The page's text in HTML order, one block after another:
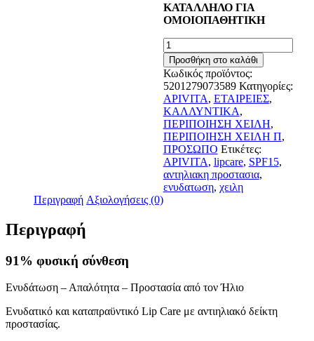
ΚΑΤΑΛΛΗΛΟ ΓΙΑ
ΟΜΟΙΟΠΑΘΗΤΙΚΗ
Apivita
Lip
Care
με
Χαμομήλι
SPF15
4.4gr
ποσότητα
Προσθήκη στο καλάθι
Κωδικός προϊόντος:
5201279073589 Κατηγορίες:
APIVITA, ΕΤΑΙΡΕΙΕΣ,
ΚΑΛΛΥΝΤΙΚΑ,
ΠΕΡΙΠΟΙΗΣΗ ΧΕΙΛΗ,
ΠΕΡΙΠΟΙΗΣΗ ΧΕΙΛΗ Π,
ΠΡΟΣΩΠΟ Ετικέτες:
APIVITA, lipcare, SPF15,
αντηλιακη προστασια,
ενυδατωση, χειλη
Περιγραφή Αξιολογήσεις (0)
Περιγραφή
91% φυσική σύνθεση
Ενυδάτωση – Απαλότητα – Προστασία από τον Ήλιο
Ενυδατικό και καταπραϋντικό Lip Care με αντιηλιακό δείκτη
προστασίας.